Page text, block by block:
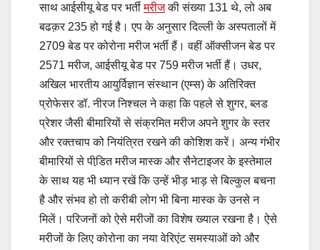
साथ आईसीयू बेड पर भर्तीमरीजकी संख्या 131 थे, लो अब
बढक़र 235 हो गई है। एप के अनुसार दिल्ली के अस्पतालों में
2709 बेड पर कोरोना मरीज भर्ती हैं। वहीं ऑक्सीजन बेड पर
2571 मरीज, आईसीयू बेड पर 759 मरीज भर्ती हैं। उधर,
अखिल भारतीय आयुर्विज्ञान संस्थान (एम्स) के अतिरिक्त
प्रोफेसर डॉ. नीरज निश्चल ने कहा कि पहले से शुगर, ब्लड
प्रेशर जैसी बीमारियों से संक्रमित मरीज अपने शुगर के स्तर
और रक्तचाप को नियंत्रित रखने की कोशिश करें। अन्य गंभीर
बीमारियों से पीडि़त मरीज मास्क और सैनेटाइजर के इस्तेमाल
के साथ यह भी ध्यान रखें कि उन्हें भीड़ भाड़ से बिल्कुल बचना
है और संभव हो तो करीबी लोग भी बिना मास्क के उनसे न
मिलें। परिजनों को ऐसे मरीजों का विशेष ख्याल रखना है। ऐसे
मरीजों के लिए कोरोना का नया वेरिएंट समस्याओं को और